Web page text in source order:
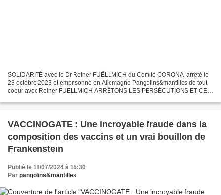
SOLIDARITÉ avec le Dr Reiner FUËLLMICH du Comité CORONA, arrêté le
23 octobre 2023 et emprisonné en Allemagne Pangolins&mantilles de tout
coeur avec Reiner FUELLMICH ARRÊTONS LES PERSÉCUTIONS ET CE
VACCINOGATE : Une incroyable fraude dans la
composition des vaccins et un vrai bouillon de
Frankenstein
Publié le 18/07/2024 à 15:30
Par pangolins&mantilles